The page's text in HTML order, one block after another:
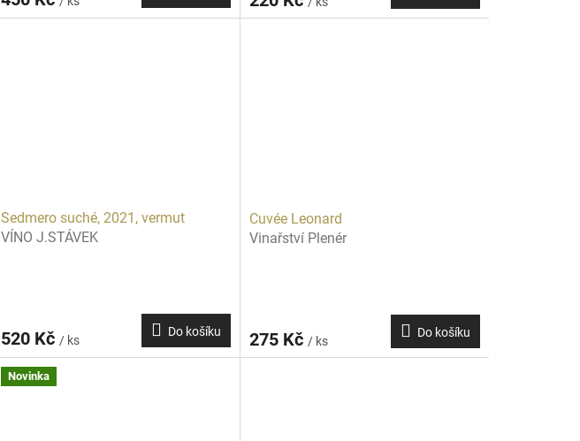
Sedmero suché, 2021, vermut
VÍNO J.STÁVEK
520 Kč / ks
Do košíku
Cuvée Leonard
Vinařství Plenér
275 Kč / ks
Do košíku
Novinka